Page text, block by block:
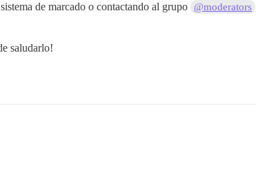
de marcado o contactando al grupo @moderators
saludarlo!